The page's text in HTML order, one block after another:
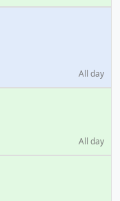
All day
All day